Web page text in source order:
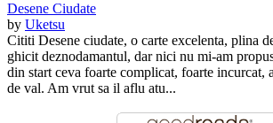
Desene Ciudate
by Uketsu
Cititi Desene ciudate, o carte excelenta, plina
ghicit deznodamantul, dar nici nu mi-am
din start ceva foarte complicat, foarte incurcat,
de val. Am vrut sa il aflu atu...